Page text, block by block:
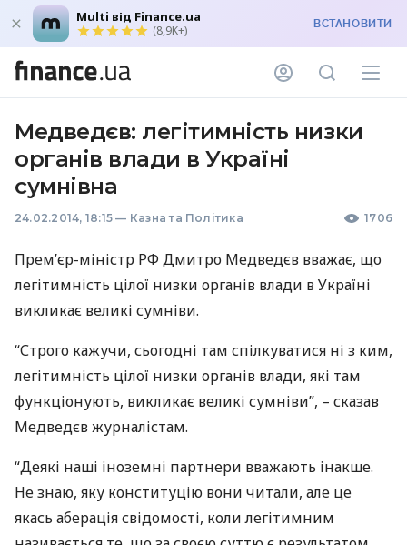
Multi від Finance.ua
(8,9K+) ВСТАНОВИТИ
Медведєв: легітимність низки
органів влади в Україні
сумнівна
24.02.2014, 18:15 — Казна та Політика 1706
Прем’єр-міністр РФ Дмитро Медведєв вважає, що
легітимність цілої низки органів влади в Україні
викликає великі сумніви.
“Строго кажучи, сьогодні там спілкуватися ні з ким,
легітимність цілої низки органів влади, які там
функціонують, викликає великі сумніви”, – сказав
Медведєв журналістам.
“Деякі наші іноземні партнери вважають інакше.
Не знаю, яку конституцію вони читали, але це
якась аберація свідомості, коли легітимним